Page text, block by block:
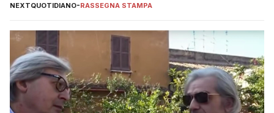
NEXTQUOTIDIANO-RASSEGNA STAMPA